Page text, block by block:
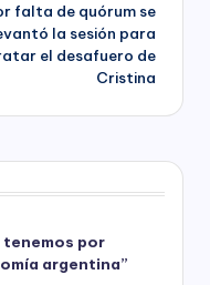
falta de quórum se
la sesión para
el desafuero de
Cristina
tenemos por
argentina”